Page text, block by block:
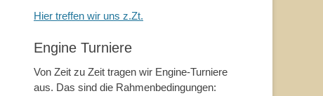
Hier treffen wir uns z.Zt.
Engine Turniere
Von Zeit zu Zeit tragen wir Engine-Turniere
aus. Das sind die Rahmenbedingungen: